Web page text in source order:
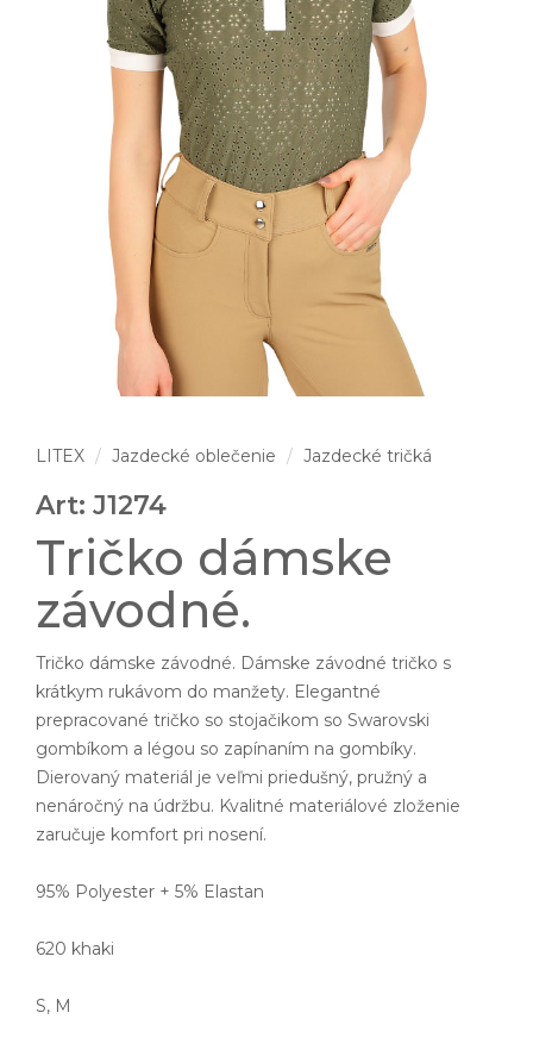
LITEX Jazdecké oblečenie Jazdecké tričká
Art: J1274
Tričko dámske
závodné.
Tričko dámske závodné. Dámske závodné tričko s
krátkym rukávom do manžety. Elegantné
prepracované tričko so stojačikom so Swarovski
gombíkom a légou so zapínaním na gombíky.
Dierovaný materiál je veľmi priedušný, pružný a
nenáročný na údržbu. Kvalitné materiálové zloženie
zaručuje komfort pri nosení.
95% Polyester + 5% Elastan
620 khaki
S, M